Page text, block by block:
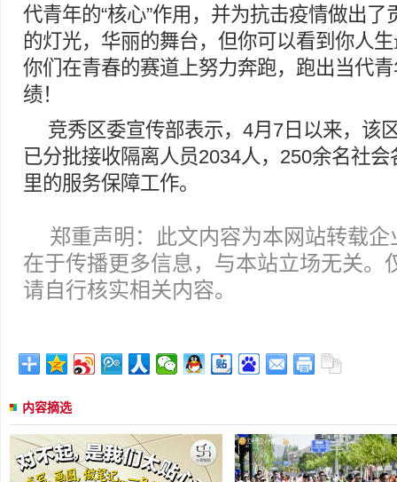
代青年的“核心”作用，并为抗击疫情做出了
的灯光，华丽的舞台，但你可以看到你人
你们在青春的赛道上努力奔跑，跑出当代
绩！
竞秀区委宣传部表示，4月7日以来，该
已分批接收隔离人员2034人，250余名社
里的服务保障工作。
郑重声明：此文内容为本网站转载
在于传播更多信息，与本站立场无关。
请自行核实相关内容。
内容摘选